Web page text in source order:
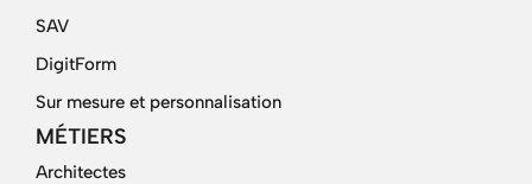
SAV
DigitForm
Sur mesure et personnalisation
MÉTIERS
Architectes